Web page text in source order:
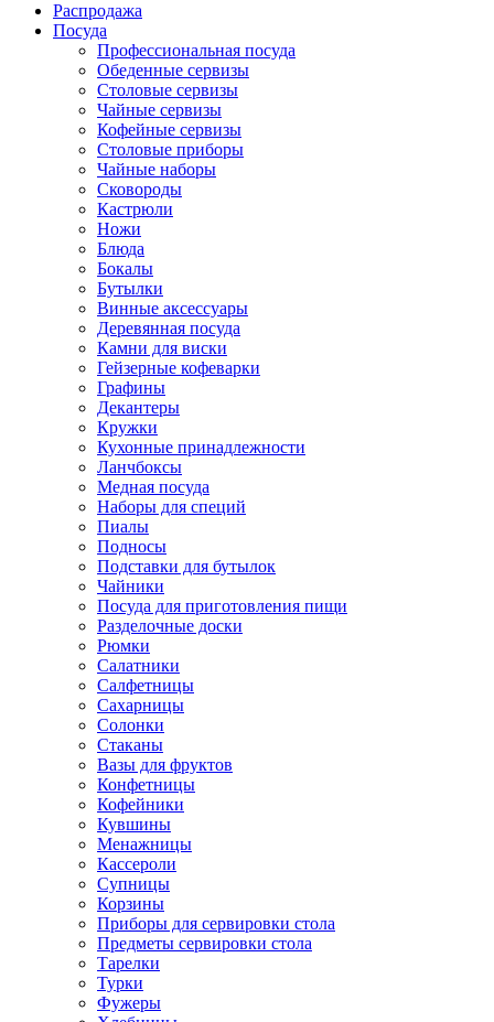
Распродажа
Посуда
Профессиональная посуда
Обеденные сервизы
Столовые сервизы
Чайные сервизы
Кофейные сервизы
Столовые приборы
Чайные наборы
Сковороды
Кастрюли
Ножи
Блюда
Бокалы
Бутылки
Винные аксессуары
Деревянная посуда
Камни для виски
Гейзерные кофеварки
Графины
Декантеры
Кружки
Кухонные принадлежности
Ланчбоксы
Медная посуда
Наборы для специй
Пиалы
Подносы
Подставки для бутылок
Чайники
Посуда для приготовления пищи
Разделочные доски
Рюмки
Салатники
Салфетницы
Сахарницы
Солонки
Стаканы
Вазы для фруктов
Конфетницы
Кофейники
Кувшины
Менажницы
Кассероли
Супницы
Корзины
Приборы для сервировки стола
Предметы сервировки стола
Тарелки
Турки
Фужеры